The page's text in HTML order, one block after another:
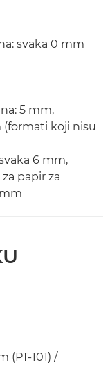
svaka 0 mm
5 mm,
(formati koji nisu
6 mm,
papir za
(PT-101) /